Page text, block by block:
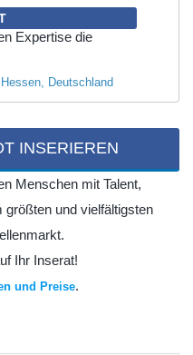
Expertise die
Hessen, Deutschland
INSERIEREN
Menschen mit Talent,
größten und vielfältigsten
Ihr Inserat!
und Preise.